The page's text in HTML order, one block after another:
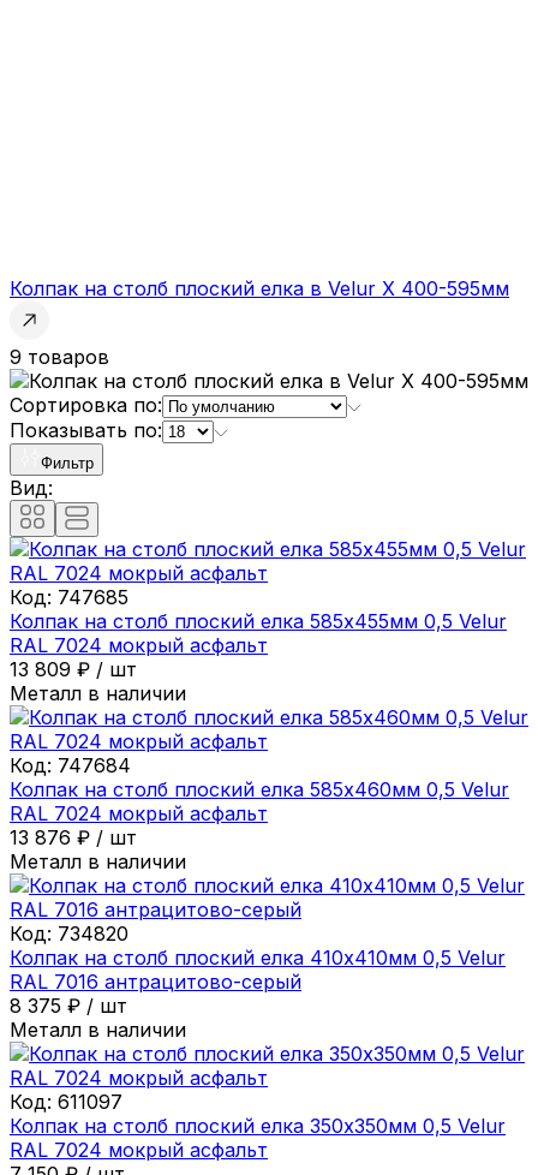
Колпак на столб плоский елка в Velur X 400-595мм
9 товаров
Сортировка по:
Показывать по:
Фильтр
Вид:
Код: 747685
Колпак на столб плоский елка 585х455мм 0,5 Velur
RAL 7024 мокрый асфальт
13 809 ₽ / шт
Металл в наличии
Код: 747684
Колпак на столб плоский елка 585х460мм 0,5 Velur
RAL 7024 мокрый асфальт
13 876 ₽ / шт
Металл в наличии
Код: 734820
Колпак на столб плоский елка 410х410мм 0,5 Velur
RAL 7016 антрацитово-серый
8 375 ₽ / шт
Металл в наличии
Код: 611097
Колпак на столб плоский елка 350х350мм 0,5 Velur
RAL 7024 мокрый асфальт